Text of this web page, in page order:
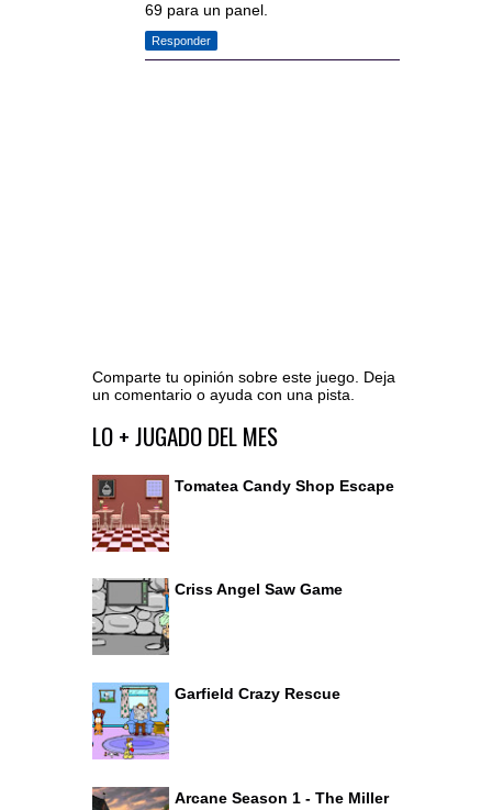
69 para un panel.
Responder
Comparte tu opinión sobre este juego. Deja
un comentario o ayuda con una pista.
Ir al editor de comentarios
LO + JUGADO DEL MES
Tomatea Candy Shop Escape
Criss Angel Saw Game
Garfield Crazy Rescue
Arcane Season 1 - The Miller